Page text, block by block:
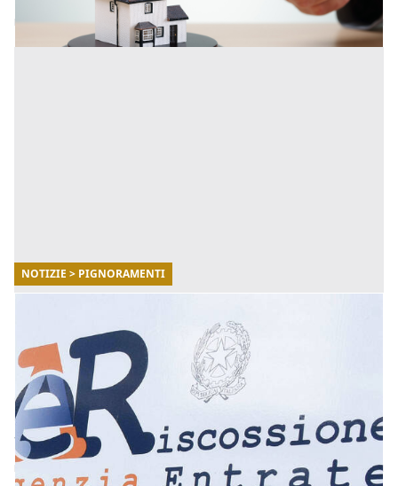
NOTIZIE > PIGNORAMENTI
Pignoramenti, dal 15 ottobre stop al 'blocco
Covid': ecco i beni a rischio
Dalla metà di ottobre termina il divieto di notificare
cartelle di pagamento e di promuovere nuove azioni
esecutive e cautelari come i pignoramenti. La 'tregua
fisc [...]